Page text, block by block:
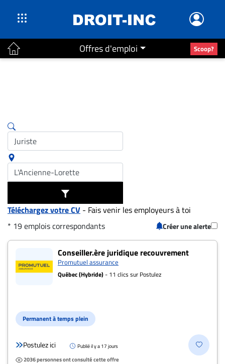
Offres d'emploi Scoop?
ACTUALITÉS
Bureaux
Juridiques
Campus
Archives
CARRIÈRE
EMPLOIS
ET
JURISTES
Offres
d'emploi
Téléchargez votre CV - Fais venir les employeurs à toi
* 19 emplois correspondants
Créer une alerte
19 offres pour "Juriste" à L'Ancienne-
Conseiller.ère juridique recouvrement
Promutuel assurance
Québec (Hybride)- 11 clics sur Postulez
Permanent à temps plein
Postulez ici Publié il y a 17 jours
2036 personnes ont consulté cette offre